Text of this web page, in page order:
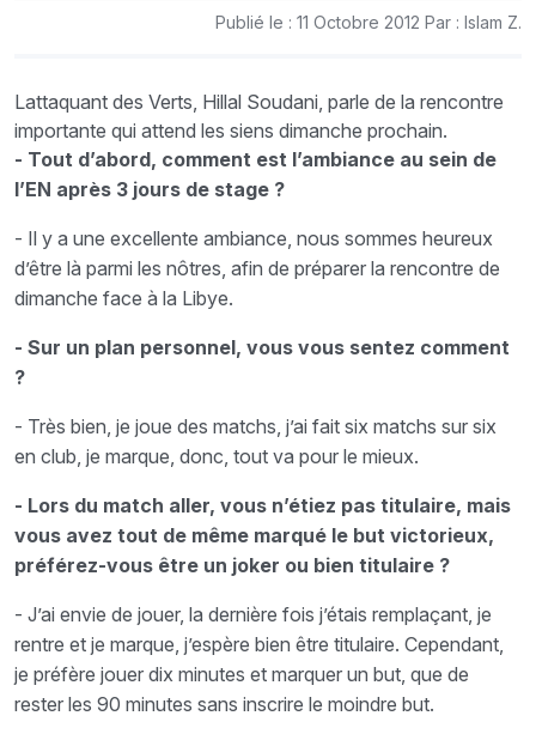
Publié le : 11 Octobre 2012 Par : Islam Z.
Lattaquant des Verts, Hillal Soudani, parle de la rencontre
importante qui attend les siens dimanche prochain.
- Tout d’abord, comment est l’ambiance au sein de
l’EN après 3 jours de stage ?
- Il y a une excellente ambiance, nous sommes heureux
d’être là parmi les nôtres, afin de préparer la rencontre de
dimanche face à la Libye.
- Sur un plan personnel, vous vous sentez comment
?
- Très bien, je joue des matchs, j’ai fait six matchs sur six
en club, je marque, donc, tout va pour le mieux.
- Lors du match aller, vous n’étiez pas titulaire, mais
vous avez tout de même marqué le but victorieux,
préférez-vous être un joker ou bien titulaire ?
- J’ai envie de jouer, la dernière fois j’étais remplaçant, je
rentre et je marque, j’espère bien être titulaire. Cependant,
je préfère jouer dix minutes et marquer un but, que de
rester les 90 minutes sans inscrire le moindre but.